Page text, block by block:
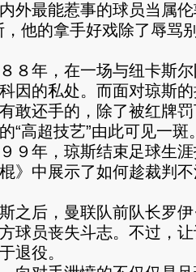
最能惹事的球员当属伦
，他的拿手好戏除了辱骂
年，在一场与纽卡斯尔
因的私处。而面对琼斯
敢还手的，除了被红牌
“高超技艺”由此可见一斑
年，琼斯结束足球生涯
棍》中展示了如何趁裁判
后，曼联队前队长罗伊
球员丧失斗志。不过，
退役。